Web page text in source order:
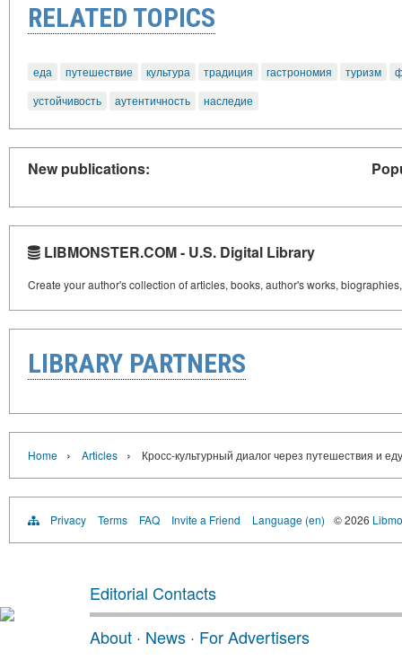
RELATED TOPICS
еда путешествие культура традиция гастрономия туризм
устойчивость
аутентичность наследие
New publications:
LIBMONSTER.COM - U.S. Digital Library
Create your author's collection of articles, books, author's works,
LIBRARY PARTNERS
Home › Articles › Кросс-культурный диалог через путешествия и еду
Privacy Terms FAQ Invite a Friend Language (en) © 2026
Editorial Contacts
About · News · For Advertisers